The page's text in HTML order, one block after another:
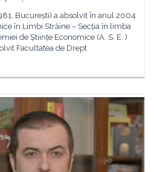
București) a absolvit în anul 2004
în Limbi Străine – Secția în limba
de Științe Economice (A. S. E. )
Facultatea de Drept